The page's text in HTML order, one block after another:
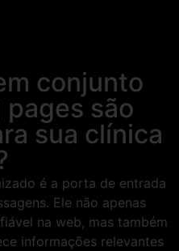
conjunto
são
sua clínica
é a porta de entrada
Ele não apenas
na web, mas também
informações relevantes